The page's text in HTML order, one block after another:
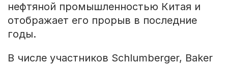
нефтяной промышленностью Китая и
отображает его прорыв в последние
годы.
В числе участников Schlumberger, Baker